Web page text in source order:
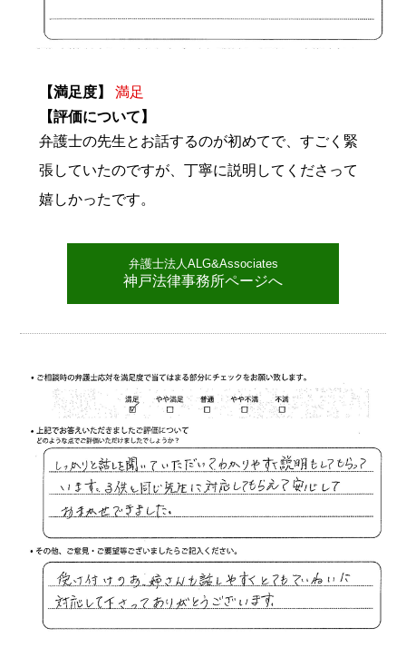
【満足度】
満足
【評価について】
弁護士の先生とお話するのが初めてで、すごく緊
張していたのですが、丁寧に説明してくださって
嬉しかったです。
弁護士法人ALG&Associates
神戸法律事務所ページへ